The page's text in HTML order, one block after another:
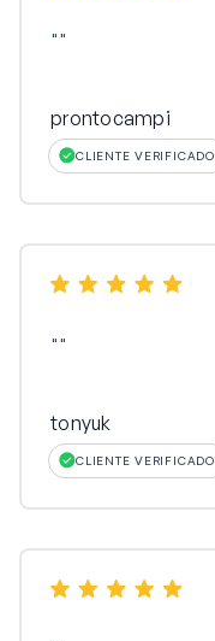
""
prontocampi
CLIENTE VERIFICADO
""
tonyuk
CLIENTE VERIFICADO